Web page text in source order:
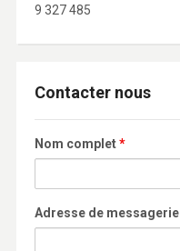
9 327 485
Contacter nous
Nom complet*
Adresse de messagerie